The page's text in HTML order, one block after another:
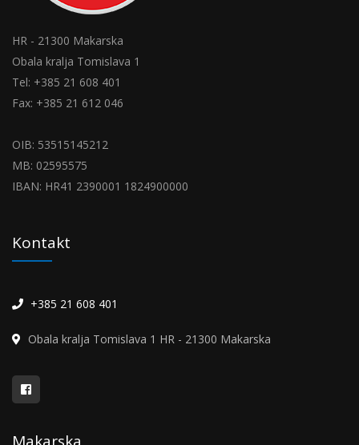
HR - 21300 Makarska
Obala kralja Tomislava 1
Tel: +385 21 608 401
Fax: +385 21 612 046
OIB: 53515145212
MB: 02595575
IBAN: HR41 2390001 1824900000
Kontakt
+385 21 608 401
Obala kralja Tomislava 1 HR - 21300 Makarska
Makarska